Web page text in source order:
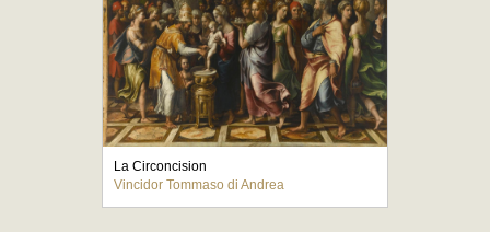
La Circoncision
Vincidor Tommaso di Andrea